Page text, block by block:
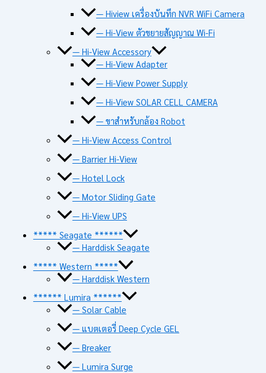
— Hiview เครื่องบันทึก NVR WiFi Camera
— Hi-View ตัวขยายสัญญาณ Wi-Fi
— Hi-View Accessory
— Hi-View Adapter
— Hi-View Power Supply
— Hi-View SOLAR CELL CAMERA
— ขาสำหรับกล้อง Robot
— Hi-View Access Control
— Barrier Hi-View
— Hotel Lock
— Motor Sliding Gate
— Hi-View UPS
***** Seagate ******
— Harddisk Seagate
***** Western *****
— Harddisk Western
****** Lumira ******
— Solar Cable
— แบตเตอรี่ Deep Cycle GEL
— Breaker
— Lumira Surge